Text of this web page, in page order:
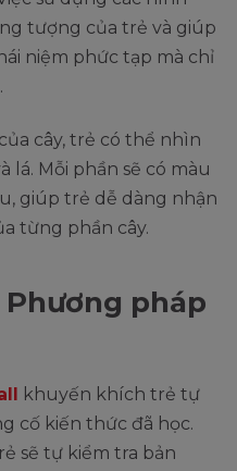
tượng của trẻ và giúp
niệm phức tạp mà chỉ
cây, trẻ có thể nhìn
lá. Mỗi phần sẽ có màu
giúp trẻ dễ dàng nhận
từng phần cây.
pháp
khuyến khích trẻ tự
cố kiến thức đã học.
sẽ tự kiểm tra bản